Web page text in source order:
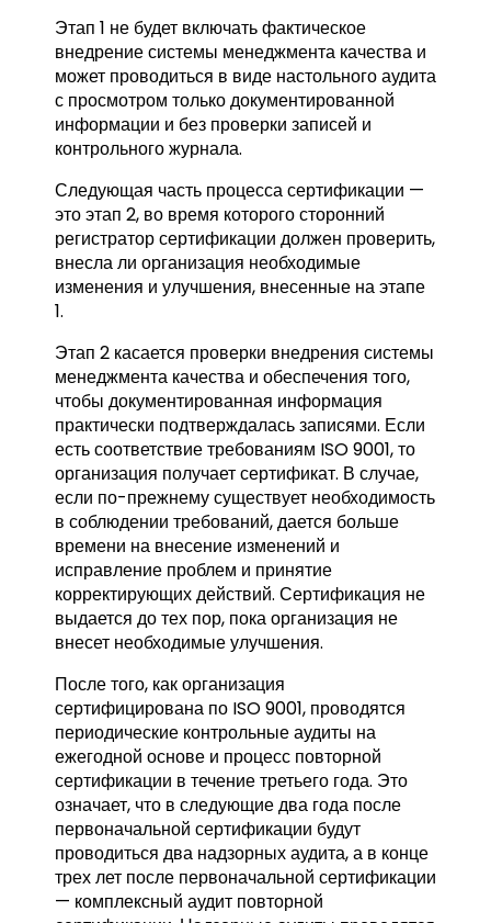
Этап 1 не будет включать фактическое
внедрение системы менеджмента качества и
может проводиться в виде настольного аудита
с просмотром только документированной
информации и без проверки записей и
контрольного журнала.
Следующая часть процесса сертификации —
это этап 2, во время которого сторонний
регистратор сертификации должен проверить,
внесла ли организация необходимые
изменения и улучшения, внесенные на этапе
1.
Этап 2 касается проверки внедрения системы
менеджмента качества и обеспечения того,
чтобы документированная информация
практически подтверждалась записями. Если
есть соответствие требованиям ISO 9001, то
организация получает сертификат. В случае,
если по-прежнему существует необходимость
в соблюдении требований, дается больше
времени на внесение изменений и
исправление проблем и принятие
корректирующих действий. Сертификация не
выдается до тех пор, пока организация не
внесет необходимые улучшения.
После того, как организация
сертифицирована по ISO 9001, проводятся
периодические контрольные аудиты на
ежегодной основе и процесс повторной
сертификации в течение третьего года. Это
означает, что в следующие два года после
первоначальной сертификации будут
проводиться два надзорных аудита, а в конце
трех лет после первоначальной сертификации
— комплексный аудит повторной